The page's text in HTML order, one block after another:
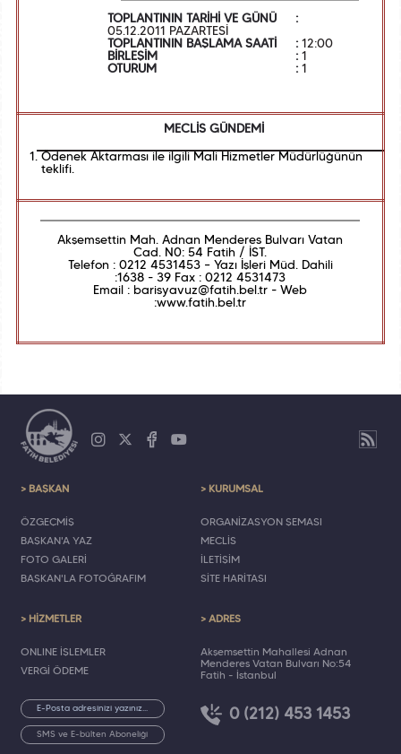
TOPLANTININ TARİHİ VE GÜNÜ
:
05.12.2011 PAZARTESİ
TOPLANTININ BAŞLAMA SAATİ
: 12:00
BİRLEŞİM
: 1
OTURUM
: 1
MECLİS GÜNDEMİ
Ödenek Aktarması ile ilgili Mali Hizmetler Müdürlüğünün
teklifi.
Akşemsettin Mah. Adnan Menderes Bulvarı Vatan
Cad. N0: 54 Fatih / İST.
Telefon : 0212 4531453 – Yazı İşleri Müd. Dahili
:1638 - 39 Fax : 0212 4531473
Email : barisyavuz@fatih.bel.tr - Web
:www.fatih.bel.tr
> BAŞKAN
ÖZGEÇMİŞ
BAŞKAN'A YAZ
FOTO GALERİ
BAŞKAN'LA FOTOĞRAFIM
> KURUMSAL
ORGANİZASYON ŞEMASI
MECLİS
İLETİŞİM
SİTE HARİTASI
> HİZMETLER
ONLINE İŞLEMLER
VERGİ ÖDEME
SMS ve E-bülten Aboneliği
> ADRES
Akşemsettin Mahallesi Adnan
Menderes Vatan Bulvarı No:54
Fatih - İstanbul
0 (212) 453 1453